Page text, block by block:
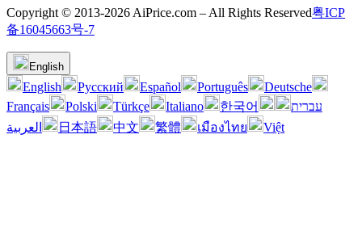
Copyright © 2013-2026 AiPrice.com – All Rights Reserved粤ICP
备16045663号-7
English
English Pусский Español Português
Deutsche
Français
Polski Türkçe Italiano 한국어
עברית
العربية
日本語 中文 繁體 เมืองไทย Việt